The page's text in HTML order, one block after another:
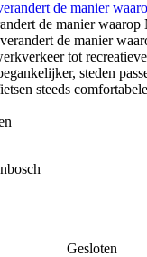
de manier waarop
de manier
tot
steden
steeds
Gesloten